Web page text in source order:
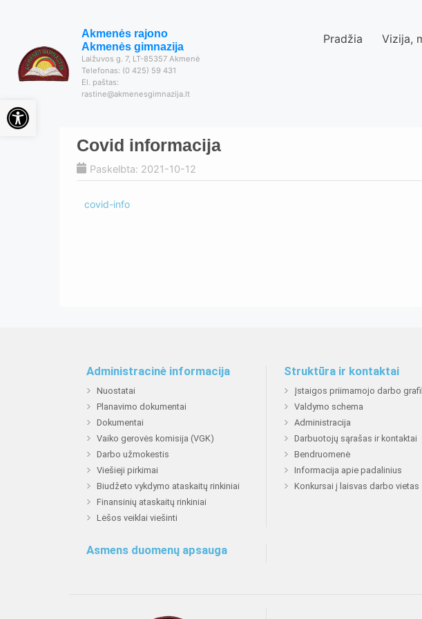
Akmenės rajono
Akmenės gimnazija
Laižuvos g. 7, LT-85357 Akmenė
Telefonas: (0 425) 59 431
El. paštas:
rastine@akmenesgimnazija.lt
Pradžia Vizija,
Covid informacija
Paskelbta: 2021-10-12
covid-info
Administracinė informacija
Nuostatai
Planavimo dokumentai
Dokumentai
Vaiko gerovės komisija (VGK)
Darbo užmokestis
Viešieji pirkimai
Biudžeto vykdymo ataskaitų rinkiniai
Finansinių ataskaitų rinkiniai
Lėšos veiklai viešinti
Struktūra ir kontaktai
Įstaigos priimamojo darbo
Valdymo schema
Administracija
Darbuotojų sąrašas ir kontaktai
Bendruomenė
Informacija apie padalinius
Konkursai į laisvas darbo vietas
Asmens duomenų apsauga
Open toolbar